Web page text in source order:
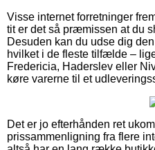
Visse internet forretninger
tit er det så præmissen at du
Desuden kan du udse dig
hvilket i de fleste tilfælde –
Fredericia, Haderslev eller
køre varerne til et
Det er jo efterhånden ret
prissammenligning fra flere